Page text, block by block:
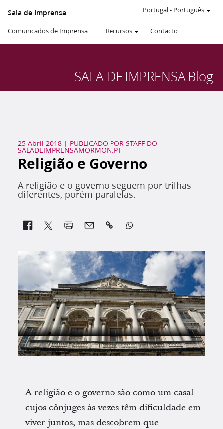
Sala de Imprensa
Comunicados de Imprensa Recursos Contacto
Portugal- Português
SALA DEIMPRENSABlog
25 Abril 2018| PUBLICADO POR STAFF DO
SALADEIMPRENSAMORMON.PT
Religião e Governo
A religião e o governo seguem por trilhas
diferentes, porém paralelas.
 
A religião e o governo são como um casal
cujos cônjuges às vezes têm dificuldade em
viver juntos, mas descobrem que